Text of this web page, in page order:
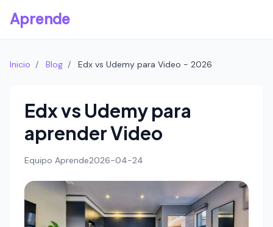
Aprende
Inicio / Blog / Edx vs Udemy para Video - 2026
Edx vs Udemy para
aprender Video
Equipo Aprende2026-04-24